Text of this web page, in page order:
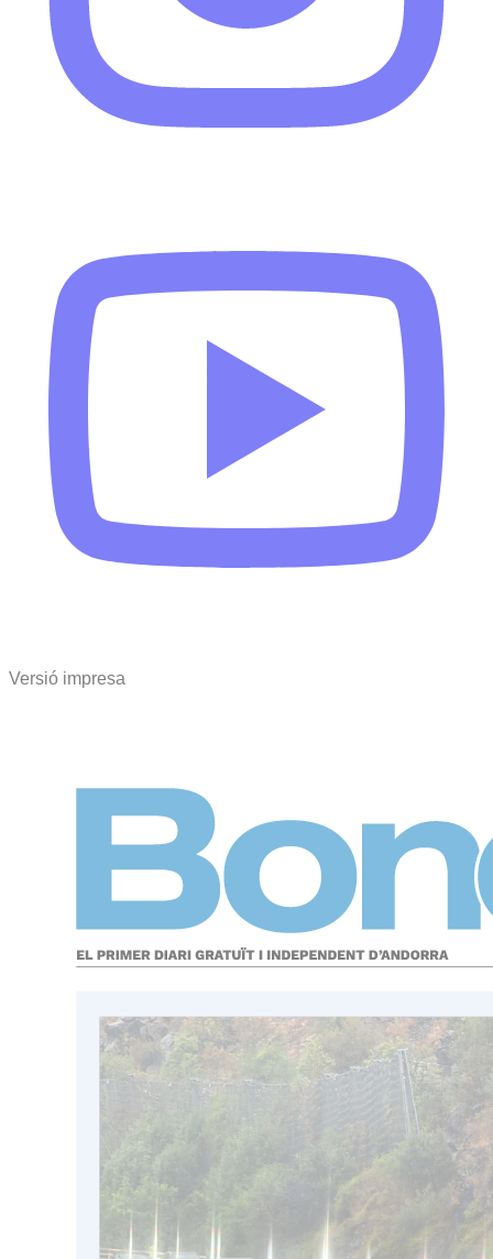
Versió impresa